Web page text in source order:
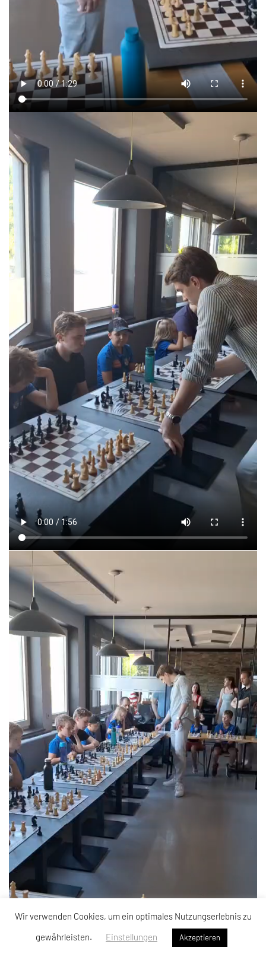
Wir verwenden Cookies, um ein optimales Nutzungserlebnis zu
gewährleisten.
Einstellungen Akzeptieren